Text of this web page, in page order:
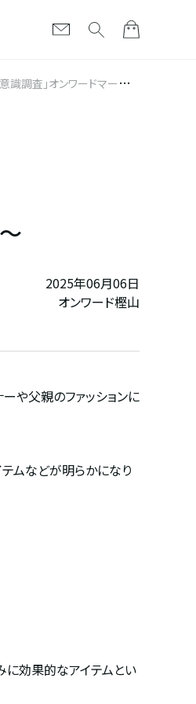
2025年06月06日
オンワード樫山
や父親のファッションに
ムなどが明らかになり
に効果的なアイテムとい